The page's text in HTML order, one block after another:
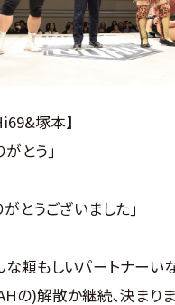
塚本】
とう｣
とうございました｣
頼もしいパートナーい
の)解散か継続､決まり